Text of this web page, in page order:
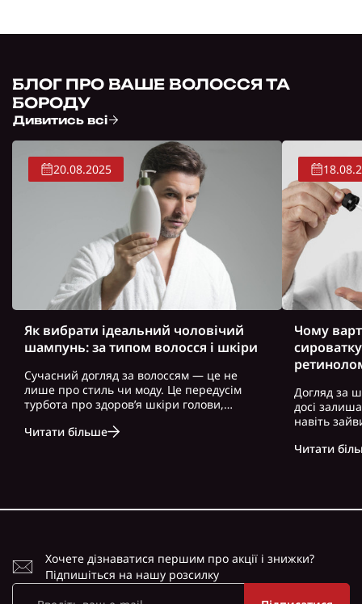
БЛОГ ПРО ВАШЕ ВОЛОССЯ ТА
БОРОДУ
Дивитись всі
20.08.2025
Як вибрати ідеальний чоловічий
шампунь: за типом волосся і шкіри
Сучасний догляд за волоссям — це не
лише про стиль чи моду. Це передусім
турбота про здоров’я шкіри голови,
актуально для чоловіків, які часто
Читати більше
Чому
Догляд за
досі
навіть
косметику.
Читати
Хочете дізнаватися першим про акції і знижки?
Підпишіться на нашу розсилку